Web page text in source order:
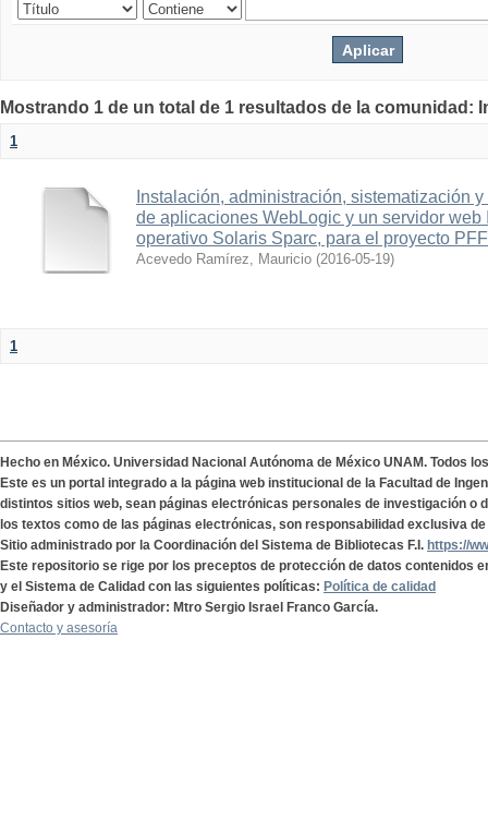
Mostrando 1 de un total de 1 resultados de la comunidad:
1
Instalación, administración, sistematización
de aplicaciones WebLogic y un servidor web
operativo Solaris Sparc, para el proyecto PFF
Acevedo Ramírez, Mauricio (2016-05-19)
1
Hecho en México. Universidad Nacional Autónoma de México UNAM. Todos
Este es un portal integrado a la página web institucional de la Facultad de
distintos sitios web, sean páginas electrónicas personales de investigación o
los textos como de las páginas electrónicas, son responsabilidad exclusiva
Sitio administrado por la Coordinación del Sistema de Bibliotecas F.I. https://
Este repositorio se rige por los preceptos de protección de datos contenidos
y el Sistema de Calidad con las siguientes políticas: Política de calidad
Diseñador y administrador: Mtro Sergio Israel Franco García.
Contacto y asesoría